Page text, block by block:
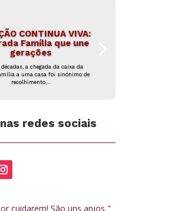
CONTINUA VIVA:
Família que une
gerações
décadas, a chegada da caixa da
a uma casa foi sinónimo de
recolhimento,...
redes sociais
cuidarem! São uns anjos "